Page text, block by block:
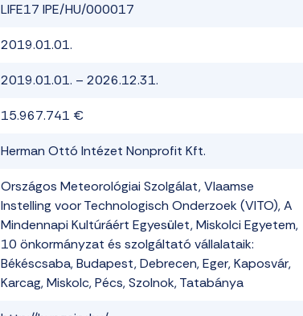
LIFE17 IPE/HU/000017
2019.01.01.
2019.01.01. – 2026.12.31.
15.967.741 €
Herman Ottó Intézet Nonprofit Kft.
Országos Meteorológiai Szolgálat,Vlaamse
Instelling voorTechnologisch Onderzoek(VITO), A
Mindennapi Kultúráért Egyesület,Miskolci Egyetem,
10 önkormányzat és szolgáltató vállalataik:
Békéscsaba, Budapest, Debrecen, Eger,Kaposvár,
Karcag, Miskolc, Pécs, Szolnok,Tatabánya